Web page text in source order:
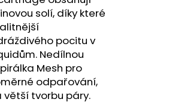
solí, díky které
pocitu v
Nedílnou
Mesh pro
odpařování,
tvorbu páry.